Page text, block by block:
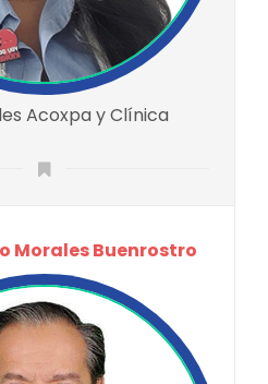
Acoxpa y Clínica
Morales Buenrostro